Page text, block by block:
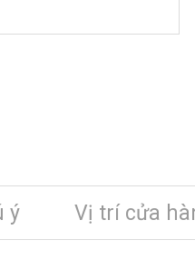
ý Vị trí cửa